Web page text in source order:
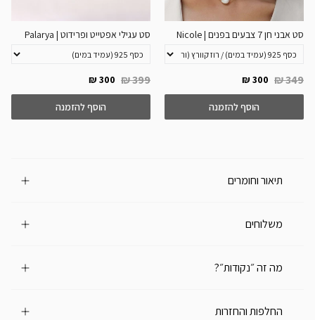
סט אבני חן 7 צבעים בפנים | Nicole
300 ₪ 349 ₪
הוסף להזמנה
סט עגילי אפטייט ופרידוט | Palarya
300 ₪ 399 ₪
הוסף להזמנה
תיאור וחומרים
משלוחים
מה זה ״נקודות״?
החלפות והחזרות